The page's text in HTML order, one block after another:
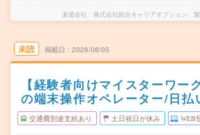
派遣会社 株式会社綜合キャリアオプション 製
未読 掲載日 2026/08/05
【経験者向けマイスターワー
の端末操作オペレーター/日払
交通費別途支給あり 土日祝日が休み WEB